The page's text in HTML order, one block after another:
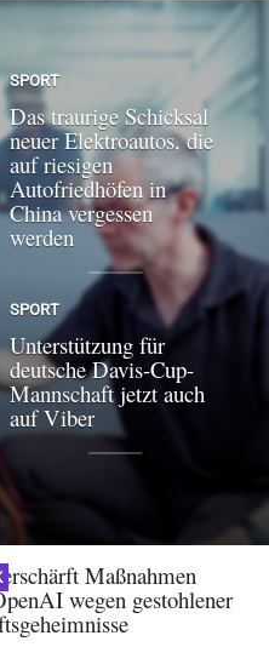
SPORT
Das traurige Schicksal
neuer Elektroautos, die
auf riesigen
Autofriedhöfen in
China vergessen
werden
SPORT
Unterstützung für
deutsche Davis-Cup-
Mannschaft jetzt auch
auf Viber
Maßnahmen
wegen gestohlener